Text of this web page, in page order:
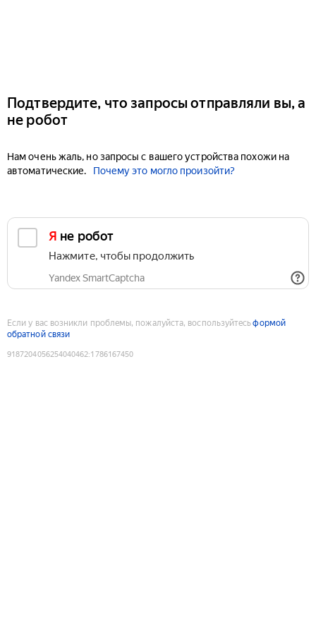
Подтвердите, что запросы отправляли вы, а
не робот
Нам очень жаль, но запросы с вашего устройства похожи на
автоматические.
Почему это могло произойти?
Я не робот
Нажмите, чтобы продолжить
Yandex SmartCaptcha
Если у вас возникли проблемы, пожалуйста, воспользуйтесьформой
обратной связи
9187204056254040462:1786167450